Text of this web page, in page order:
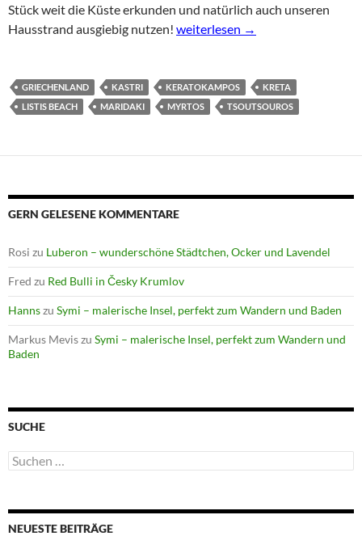
Stück weit die Küste erkunden und natürlich auch unseren
Hausstrand ausgiebig nutzen! Tsoutsouros – auf Küstenpfaden
weiterlesen →
GRIECHENLAND KASTRI KERATOKAMPOS
KRETA
LISTIS BEACH
MARIDAKI MYRTOS TSOUTSOUROS
GERN GELESENE KOMMENTARE
Rosi zu Luberon – wunderschöne Städtchen, Ocker und Lavendel
Fred zu Red Bulli in Česky Krumlov
Hannszu Symi – malerische Insel, perfekt zum Wandern und Baden
Markus Meviszu Symi – malerische Insel, perfekt zum Wandern und
Baden
SUCHE
Suchen
nach:
NEUESTE BEITRÄGE